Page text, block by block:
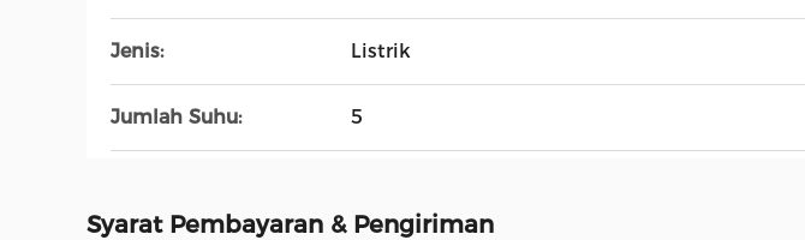
Jenis: Listrik
Jumlah Suhu: 5
Syarat Pembayaran & Pengiriman